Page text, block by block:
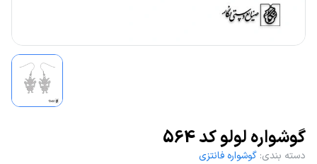
گوشواره لولو کد 564
دسته بندی: گوشواره فانتزی